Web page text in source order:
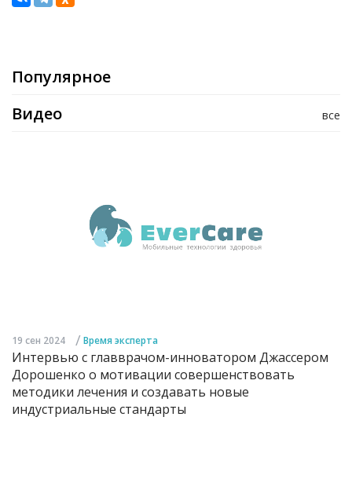
Популярное
все
Видео
19 сен 2024 / Время эксперта
Интервью с главврачом-инноватором Джассером
Дорошенко о мотивации совершенствовать
методики лечения и создавать новые
индустриальные стандарты